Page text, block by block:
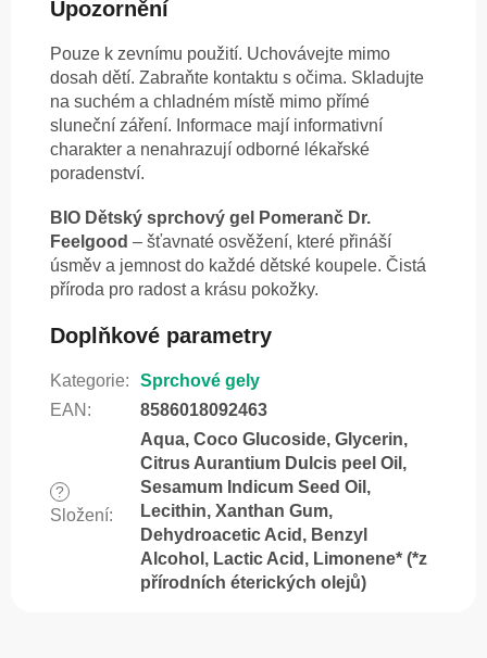
Upozornění
Pouze k zevnímu použití. Uchovávejte mimo
dosah dětí. Zabraňte kontaktu s očima. Skladujte
na suchém a chladném místě mimo přímé
sluneční záření. Informace mají informativní
charakter a nenahrazují odborné lékařské
poradenství.
BIO Dětský sprchový gel Pomeranč Dr.
Feelgood – šťavnaté osvěžení, které přináší
úsměv a jemnost do každé dětské koupele. Čistá
příroda pro radost a krásu pokožky.
Doplňkové parametry
Kategorie:
Sprchové gely
EAN : 8586018092463
?
Složení:
Aqua, Coco Glucoside, Glycerin,
Citrus Aurantium Dulcis peel Oil,
Sesamum Indicum Seed Oil,
Lecithin, Xanthan Gum,
Dehydroacetic Acid, Benzyl
Alcohol, Lactic Acid, Limonene* (*z
přírodních éterických olejů)